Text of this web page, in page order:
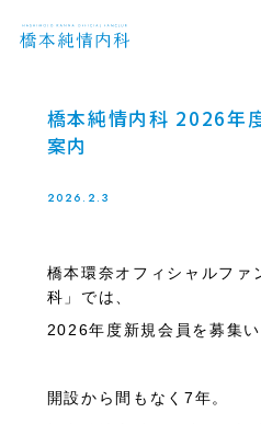
橋本純情内科 2026年
案内
2026.2.3
橋本環奈オフィシャルファ
科」では、
2026年度新規会員を募集い
開設から間もなく7年。